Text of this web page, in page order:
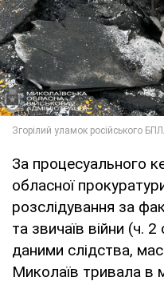
За процесуального
обласної
розслідування за
та звичаїв війни (ч.
даними слідства,
Миколаїв тривала в